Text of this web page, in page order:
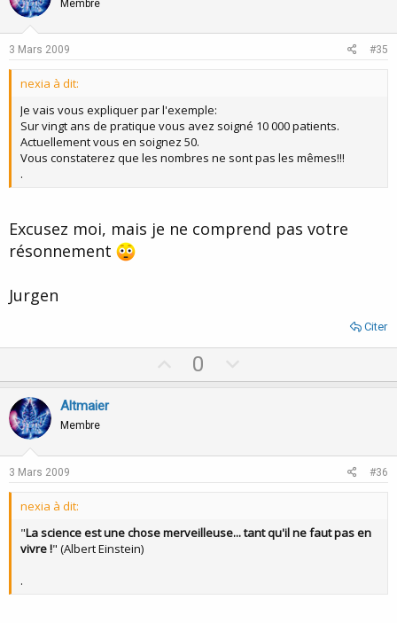
t
v
Membre
3 Mars 2009 #35
nexia à dit:
Je vais vous expliquer par l'exemple:
Sur vingt ans de pratique vous avez soigné 10 000 patients.
Actuellement vous en soignez 50.
Vous constaterez que les nombres ne sont pas les mêmes!!!
.
Excusez moi, mais je ne comprend pas votre
résonnement
Jurgen
Citer
p
0
o
Altmaier
Membre
3 Mars 2009 #36
nexia à dit:
"La science est une chose merveilleuse... tant qu'il ne faut pas en
vivre !" (Albert Einstein)
.